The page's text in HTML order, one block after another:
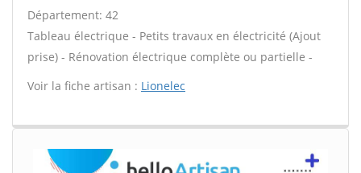
Département: 42
Tableau électrique - Petits travaux en électricité (Ajout
prise) - Rénovation électrique complète ou partielle -
Voir la fiche artisan : Lionelec